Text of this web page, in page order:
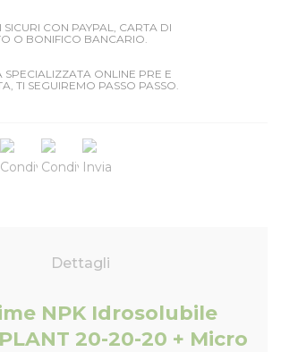
SICURI CON PAYPAL, CARTA DI
O BONIFICO BANCARIO.
SPECIALIZZATA ONLINE PRE E
TI SEGUIREMO PASSO PASSO.
Dettagli
NPK Idrosolubile
20-20-20 + Micro